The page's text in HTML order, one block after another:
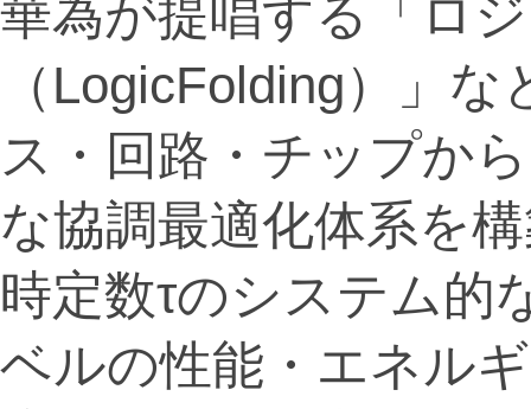
華為が提唱する「ロ
（LogicFolding）」
ス・回路・チップか
な協調最適化体系を
時定数τのシステム的
ベルの性能・エネル